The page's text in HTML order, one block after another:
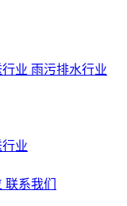
业 雨污排水行业
业
联系我们